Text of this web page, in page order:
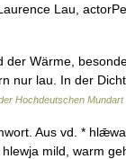
Lau,
der Wärme,
nur lau. In der
Hochdeutschen Mundart
Aus vd. *
mild, warm